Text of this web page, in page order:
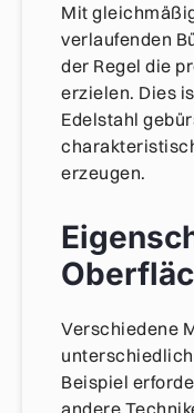
Mit
verlaufenden
der Regel die
erzielen. Dies
Edelstahl
erzeugen.
Verschiedene
Beispiel